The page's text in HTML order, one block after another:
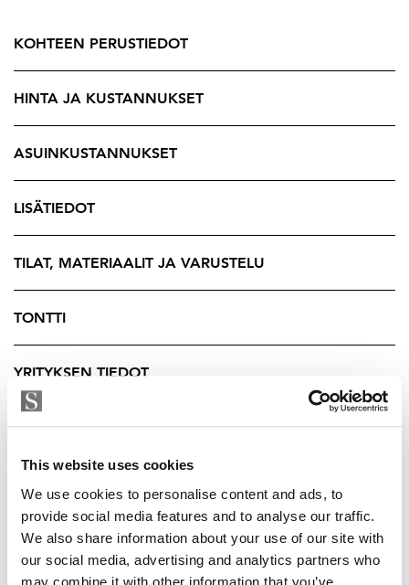
This website uses cookies
We use cookies to personalise content and ads, to
provide social media features and to analyse our traffic.
We also share information about your use of our site with
our social media, advertising and analytics partners who
may combine it with other information that you’ve
löytyy kauniit kierreportaat sekä takkahuoneen takka.
Talosta löytyy viisi makuuhuonetta, upea keittiö sekä
kaksi reilun kokoista olohuonetta, jotka mahdollistavat
loistavat tilat arkeen ja juhlaan. Koko pohjaratkaisu
toimii, unohtamatta käytännöllisiä kylpy- ja wc-tiloja,
joita täydentää tyylikäs allasosasto. Oma uima-allas
tarjoaa mahdollisuuden rentoutumisen lisäksi myös
Tämän tilan isot ikkunat avautuvat suojaisalle
atriumpihalle, jossa on mukavasti yksityisyyttä.
Takapiha avautuu Epilänharjulle ja rinteen vuoksi
tukimuuri valoineen. Viihtyisä pihapiiri hemmottelee
talon asukkaita hoidetulla puutarhalla ja
rauhallisuudellaan. Etupihan rinne on istutuksien
Kokonaisuuden kruunaa suuri 60 neliöinen terassi,
joka on rakennettu niin, että pääset nauttimaan
auringosta oman terassin rauhassa.
Kodin kaikki makuuhuoneet ovat reilun kokoisia, joka
on tyypillistä 70-luvun arkkitehtuurille. Isot
KOHTEEN PERUSTIEDOT
HINTA JA KUSTANNUKSET
ASUINKUSTANNUKSET
LISÄTIEDOT
TILAT, MATERIAALIT JA VARUSTELU
TONTTI
YRITYKSEN TIEDOT